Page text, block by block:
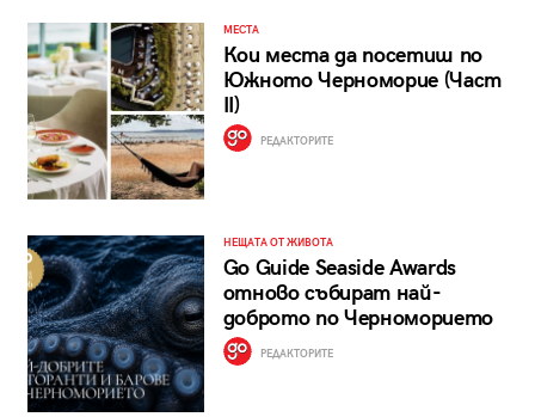
МЕСТА
Кои места да посетиш по
Южното Черноморие (Част
II)
РЕДАКТОРИТЕ
НЕЩАТА ОТ ЖИВОТА
Go Guide Seaside Awards
отново събират най-
доброто по Черноморието
РЕДАКТОРИТЕ